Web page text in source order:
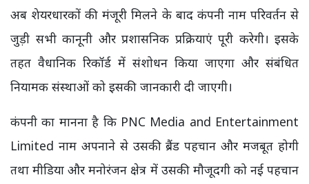
अब शेयरधारकों की मंजूरी मिलने के बाद कंपनी नाम परिवर्तन से
जुड़ी सभी कानूनी और प्रशासनिक प्रक्रियाएं पूरी करेगी। इसके
तहत वैधानिक रिकॉर्ड में संशोधन किया जाएगा और संबंधित
नियामक संस्थाओं को इसकी जानकारी दी जाएगी।
कंपनी का मानना है कि PNC Media and Entertainment
Limited नाम अपनाने से उसकी ब्रैंड पहचान और मजबूत होगी
तथा मीडिया और मनोरंजन क्षेत्र में उसकी मौजूदगी को नई पहचान